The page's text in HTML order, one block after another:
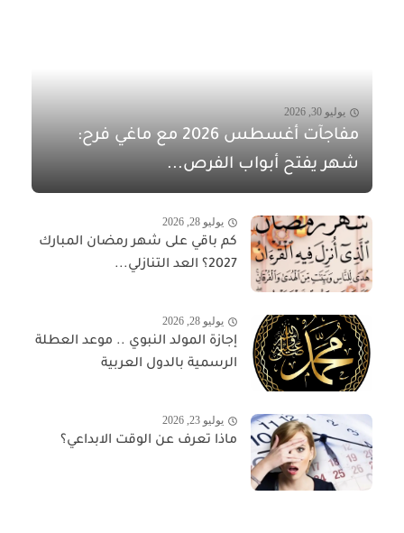
يوليو 30, 2026
مفاجآت أغسطس 2026 مع ماغي فرح:
شهر يفتح أبواب الفرص...
يوليو 28, 2026
كم باقي على شهر رمضان المبارك
2027؟ العد التنازلي...
يوليو 28, 2026
إجازة المولد النبوي .. موعد العطلة
الرسمية بالدول العربية
يوليو 23, 2026
ماذا تعرف عن الوقت الابداعي؟